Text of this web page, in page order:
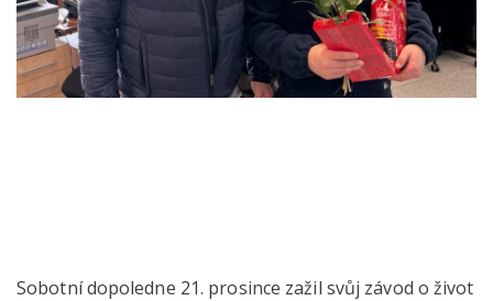
Sobotní dopoledne 21. prosince zažil svůj závod o život